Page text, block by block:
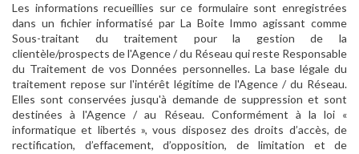
Les informations recueillies sur ce formulaire sont enregistrées
dans un fichier informatisé par La Boite Immo agissant comme
Sous-traitant du traitement pour la gestion de la
clientèle/prospects de l'Agence / du Réseau qui reste Responsable
du Traitement de vos Données personnelles. La base légale du
traitement repose sur l'intérêt légitime de l'Agence / du Réseau.
Elles sont conservées jusqu'à demande de suppression et sont
destinées à l'Agence / au Réseau. Conformément à la loi «
informatique et libertés », vous disposez des droits d’accès, de
rectification, d’effacement, d’opposition, de limitation et de